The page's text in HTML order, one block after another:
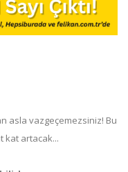
asla vazgeçemezsiniz! Bu
kat artacak...